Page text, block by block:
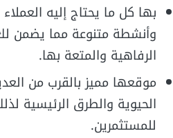
بها كل ما يحتاج إليه
وأنشطة متنوعة مما يضمن
الرفاهية والمتعة بها.
موقعها مميز بالقرب من
الحيوية والطرق الرئيسية
للمستثمرين.